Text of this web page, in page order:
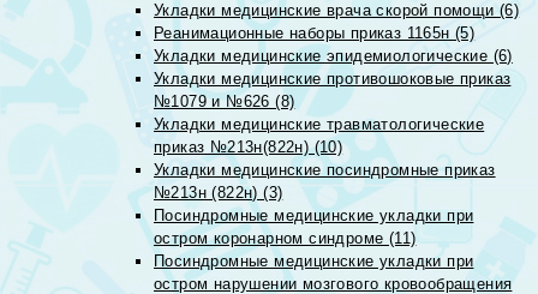
Укладки медицинские врача скорой помощи (6)
Реанимационные наборы приказ 1165н (5)
Укладки медицинские эпидемиологические (6)
Укладки медицинские противошоковые приказ
№1079 и №626 (8)
Укладки медицинские травматологические
приказ №213н(822н) (10)
Укладки медицинские посиндромные приказ
№213н (822н) (3)
Посиндромные медицинские укладки при
остром коронарном синдроме (11)
Посиндромные медицинские укладки при
остром нарушении мозгового кровообращения